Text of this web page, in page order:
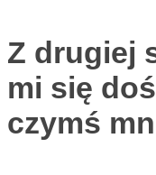
Z drugiej
mi się
czymś